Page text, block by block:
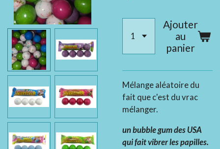
Ajouter
au
panier
Mélange aléatoire du
fait que c'est du vrac
mélanger.
un bubble gum des USA
qui fait vibrer les papilles.